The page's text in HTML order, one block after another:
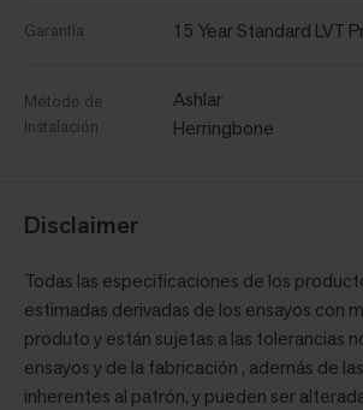
Garantía 15 Year Standard LVT
Método de
Instalación
Ashlar
Herringbone
Disclaimer
Todas las especificaciones de los
estimadas derivadas de los ensayos con
produto y están sujetas a las tolerancias
ensayos y de la fabricación , además de
inherentes al patrón, y pueden ser